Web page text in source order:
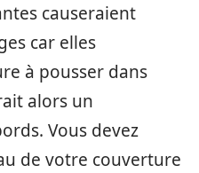
causeraient
car elles
à pousser dans
alors un
Vous devez
de votre couverture